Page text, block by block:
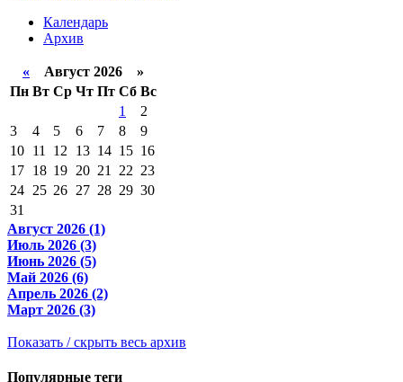
Календарь
Архив
« Август 2026 »
Пн Вт Ср Чт Пт Сб Вс
1
2
3
4 5 6 7 8
9
10 11 12 13 14 15 16
17 18 19 20 21 22 23
24 25 26 27 28 29 30
31
Август 2026 (1)
Июль 2026 (3)
Июнь 2026 (5)
Май 2026 (6)
Апрель 2026 (2)
Март 2026 (3)
Показать / скрыть весь архив
Популярные теги